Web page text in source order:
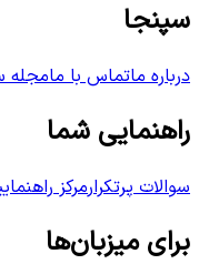
سپنجا
درباره ماتماس با مامجله
راهنمایی شما
سوالات پرتکرارمرکز
برای میزبان‌ها